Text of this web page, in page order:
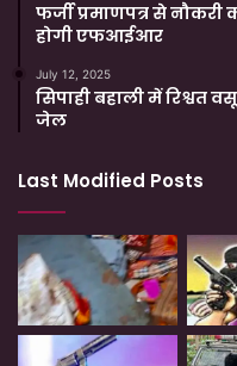
फर्जी प्रमाणपत्र से नौकरी
होगी एफआईआर
July 12, 2025
सिपाही बहाली में रिश्वत
जेल
Last Modified Posts